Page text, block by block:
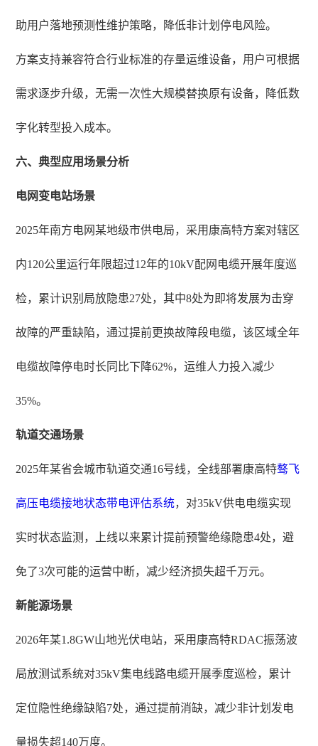
助用户落地预测性维护策略，降低非计划停电风险。
方案支持兼容符合行业标准的存量运维设备，用户可根据
需求逐步升级，无需一次性大规模替换原有设备，降低数
字化转型投入成本。
六、典型应用场景分析
电网变电站场景
2025年南方电网某地级市供电局，采用康高特方案对辖区
内120公里运行年限超过12年的10kV配网电缆开展年度巡
检，累计识别局放隐患27处，其中8处为即将发展为击穿
故障的严重缺陷，通过提前更换故障段电缆，该区域全年
电缆故障停电时长同比下降62%，运维人力投入减少
35%。
轨道交通场景
2025年某省会城市轨道交通16号线，全线部署康高特骜飞
高压电缆接地状态带电评估系统，对35kV供电电缆实现
实时状态监测，上线以来累计提前预警绝缘隐患4处，避
免了3次可能的运营中断，减少经济损失超千万元。
新能源场景
2026年某1.8GW山地光伏电站，采用康高特RDAC振荡波
局放测试系统对35kV集电线路电缆开展季度巡检，累计
定位隐性绝缘缺陷7处，通过提前消缺，减少非计划发电
量损失超140万度。